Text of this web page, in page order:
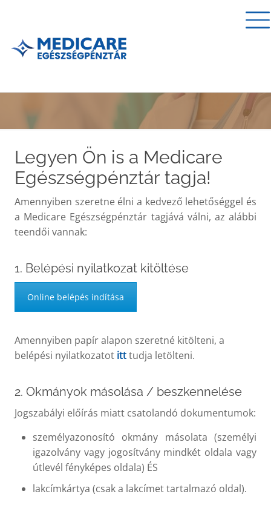
Legyen Ön is a Medicare
Egészségpénztár tagja!
Amennyiben szeretne élni a kedvező lehetőséggel és
a Medicare Egészségpénztár tagjává válni, az alábbi
teendői vannak:
1. Belépési nyilatkozat kitöltése
Online belépés indítása
Amennyiben papír alapon szeretné kitölteni, a
belépési nyilatkozatot itttudja letölteni.
2. Okmányok másolása / beszkennelése
Jogszabályi előírás miatt csatolandó dokumentumok:
személyazonosító okmány másolata (személyi
igazolvány vagy jogosítvány mindkét oldala vagy
útlevél fényképes oldala) ÉS
lakcímkártya (csak a lakcímet tartalmazó oldal).